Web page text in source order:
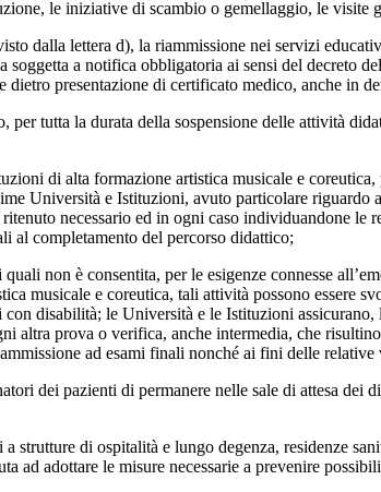
le iniziative di scambio o gemellaggio, le visite
dalla lettera d), la riammissione nei servizi
soggetta a notifica obbligatoria ai sensi del decreto
dietro presentazione di certificato medico, anche in
tutta la durata della sospensione delle attività
di alta formazione artistica musicale e coreutica,
Università e Istituzioni, avuto particolare
necessario ed in ogni caso individuandone
al completamento del percorso didattico;
non è consentita, per le esigenze connesse
musicale e coreutica, tali attività possono essere
con disabilità; le Università e le Istituzioni
altra prova o verifica, anche intermedia, che
ad esami finali nonché ai fini delle relative
dei pazienti di permanere nelle sale di attesa dei
a strutture di ospitalità e lungo degenza, residenze
ad adottare le misure necessarie a prevenire